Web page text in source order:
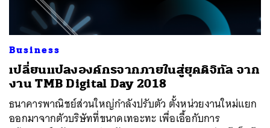
Business
เปลี่ยนแปลงองค์กรจากภายในสู่ยุคดิจิทัล จาก
งาน TMB Digital Day 2018
ธนาคารพาณิชย์ส่วนใหญ่กำลังปรับตัว ตั้งหน่วยงานใหม่แยก
ออกมาจากตัวบริษัทที่ขนาดเทอะทะ เพื่อเอื้อกับการ